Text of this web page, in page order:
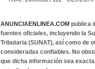
ANUNCIAENLINEA.COM publica
fuentes oficiales, incluyendo la
Tributaria (SUNAT), así como de
consideradas confiables. No
que dicha información sea